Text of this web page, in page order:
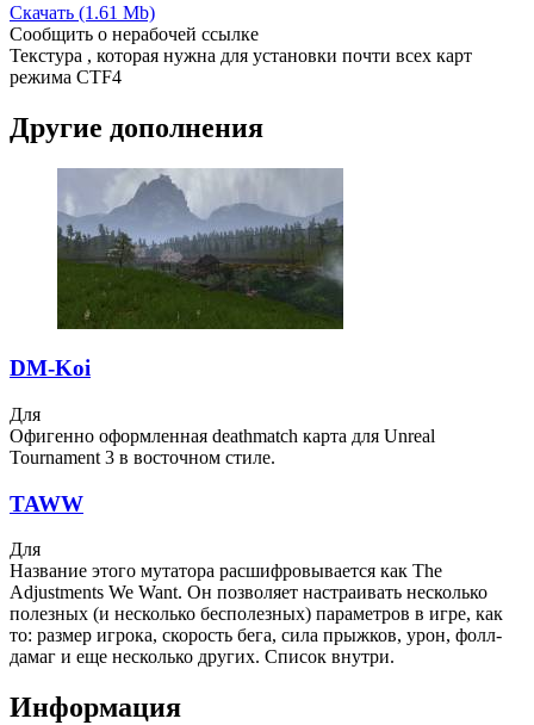
Скачать (1.61 Mb)
Сообщить о нерабочей ссылке
Текстура , которая нужна для установки почти всех карт
режима CTF4
Другие дополнения
DM-Koi
Для
Офигенно оформленная deathmatch карта для Unreal
Tournament 3 в восточном стиле.
TAWW
Для
Название этого мутатора расшифровывается как The
Adjustments We Want. Он позволяет настраивать несколько
полезных (и несколько бесполезных) параметров в игре, как
то: размер игрока, скорость бега, сила прыжков, урон, фолл-
дамаг и еще несколько других. Список внутри.
Информация